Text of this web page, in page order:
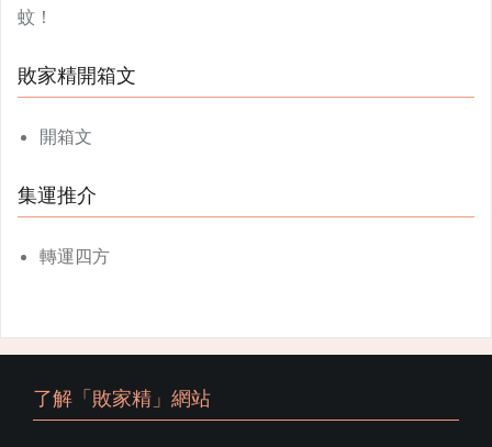
蚊！
敗家精開箱文
開箱文
集運推介
轉運四方
了解「敗家精」網站